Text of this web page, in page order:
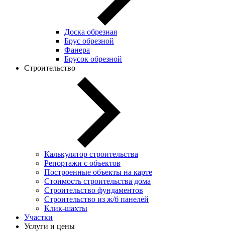
Доска обрезная
Брус обрезной
Фанера
Брусок обрезной
Строительство
Калькулятор строительства
Репортажи с объектов
Построенные объекты на карте
Стоимость строительства дома
Строительство фундаментов
Строительство из ж/б панелей
Клик-шахты
Участки
Услуги и цены